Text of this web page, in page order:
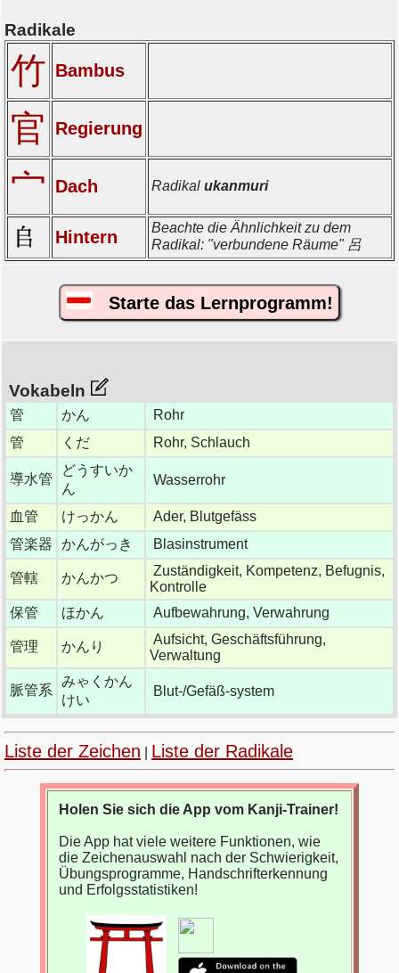
Radikale
竹 Bambus
官 Regierung
宀 Dach Radikal ukanmuri
Hintern
Beachte die Ähnlichkeit zu dem
Radikal: "verbundene Räume" 呂
Starte das Lernprogramm!
Vokabeln
管 かん
Rohr
管
くだ Rohr, Schlauch
導水管
どうすいか
ん
Wasserrohr
血管 けっかん
Ader, Blutgefäss
管楽器
かんがっき Blasinstrument
管轄 かんかつ
Zuständigkeit, Kompetenz, Befugnis,
Kontrolle
保管
ほかん Aufbewahrung, Verwahrung
管理 かんり
Aufsicht, Geschäftsführung,
Verwaltung
脈管系
みゃくかん
けい
Blut-/Gefäß-system
Liste der Zeichen Liste der Radikale
Holen Sie sich die App vom Kanji-Trainer!
Die App hat viele weitere Funktionen, wie
die Zeichenauswahl nach der Schwierigkeit,
Übungsprogramme, Handschrifterkennung
und Erfolgsstatistiken!